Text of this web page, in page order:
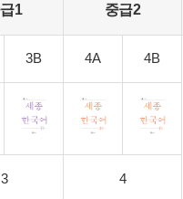
1 중급2
3B 4A 4B
3 4